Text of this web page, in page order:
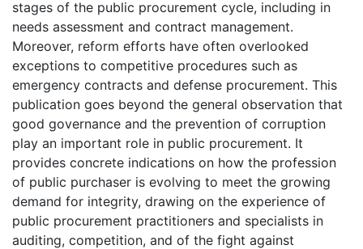
stages of the public procurement cycle, including in
needs assessment and contract management.
Moreover, reform efforts have often overlooked
exceptions to competitive procedures such as
emergency contracts and defense procurement. This
publication goes beyond the general observation that
good governance and the prevention of corruption
play an important role in public procurement. It
provides concrete indications on how the profession
of public purchaser is evolving to meet the growing
demand for integrity, drawing on the experience of
public procurement practitioners and specialists in
auditing, competition, and of the fight against